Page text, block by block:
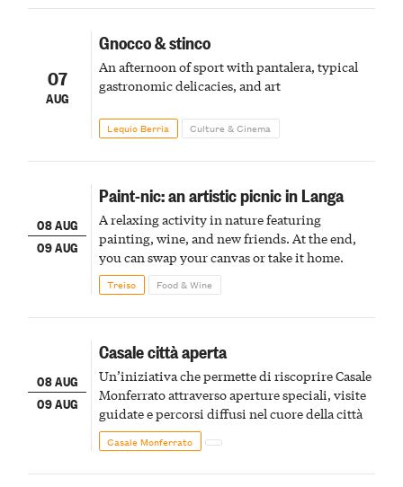
07
AUG
Gnocco & stinco
An afternoon of sport with pantalera, typical
gastronomic delicacies, and art
Lequio Berria Culture & Cinema
08 AUG
09 AUG
Paint-nic: an artistic picnic in Langa
A relaxing activity in nature featuring
painting, wine, and new friends. At the end,
you can swap your canvas or take it home.
Treiso Food & Wine
08 AUG
09 AUG
Casale città aperta
Un’iniziativa che permette di riscoprire Casale
Monferrato attraverso aperture speciali, visite
guidate e percorsi diffusi nel cuore della città
Casale Monferrato